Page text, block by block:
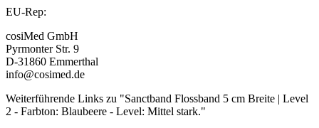
EU-Rep:
cosiMed GmbH
Pyrmonter Str. 9
D-31860 Emmerthal
info@cosimed.de
Weiterführende Links zu "Sanctband Flossband 5 cm Breite | Level
2 - Farbton: Blaubeere - Level: Mittel stark."